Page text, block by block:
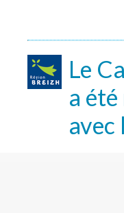
Le
a
avec